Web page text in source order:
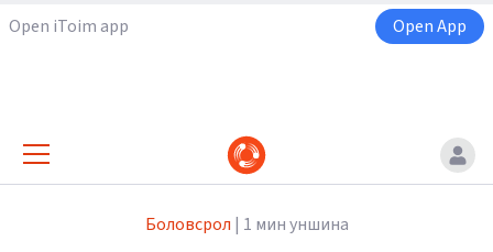
Open iToim app Open App
Боловсрол | 1 мин уншина